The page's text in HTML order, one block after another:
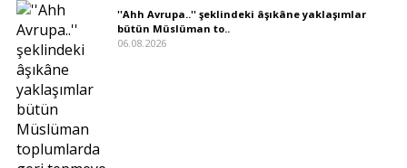
''Ahh Avrupa..'' şeklindeki âşıkâne yaklaşımlar
bütün Müslüman to..
06.08.2026